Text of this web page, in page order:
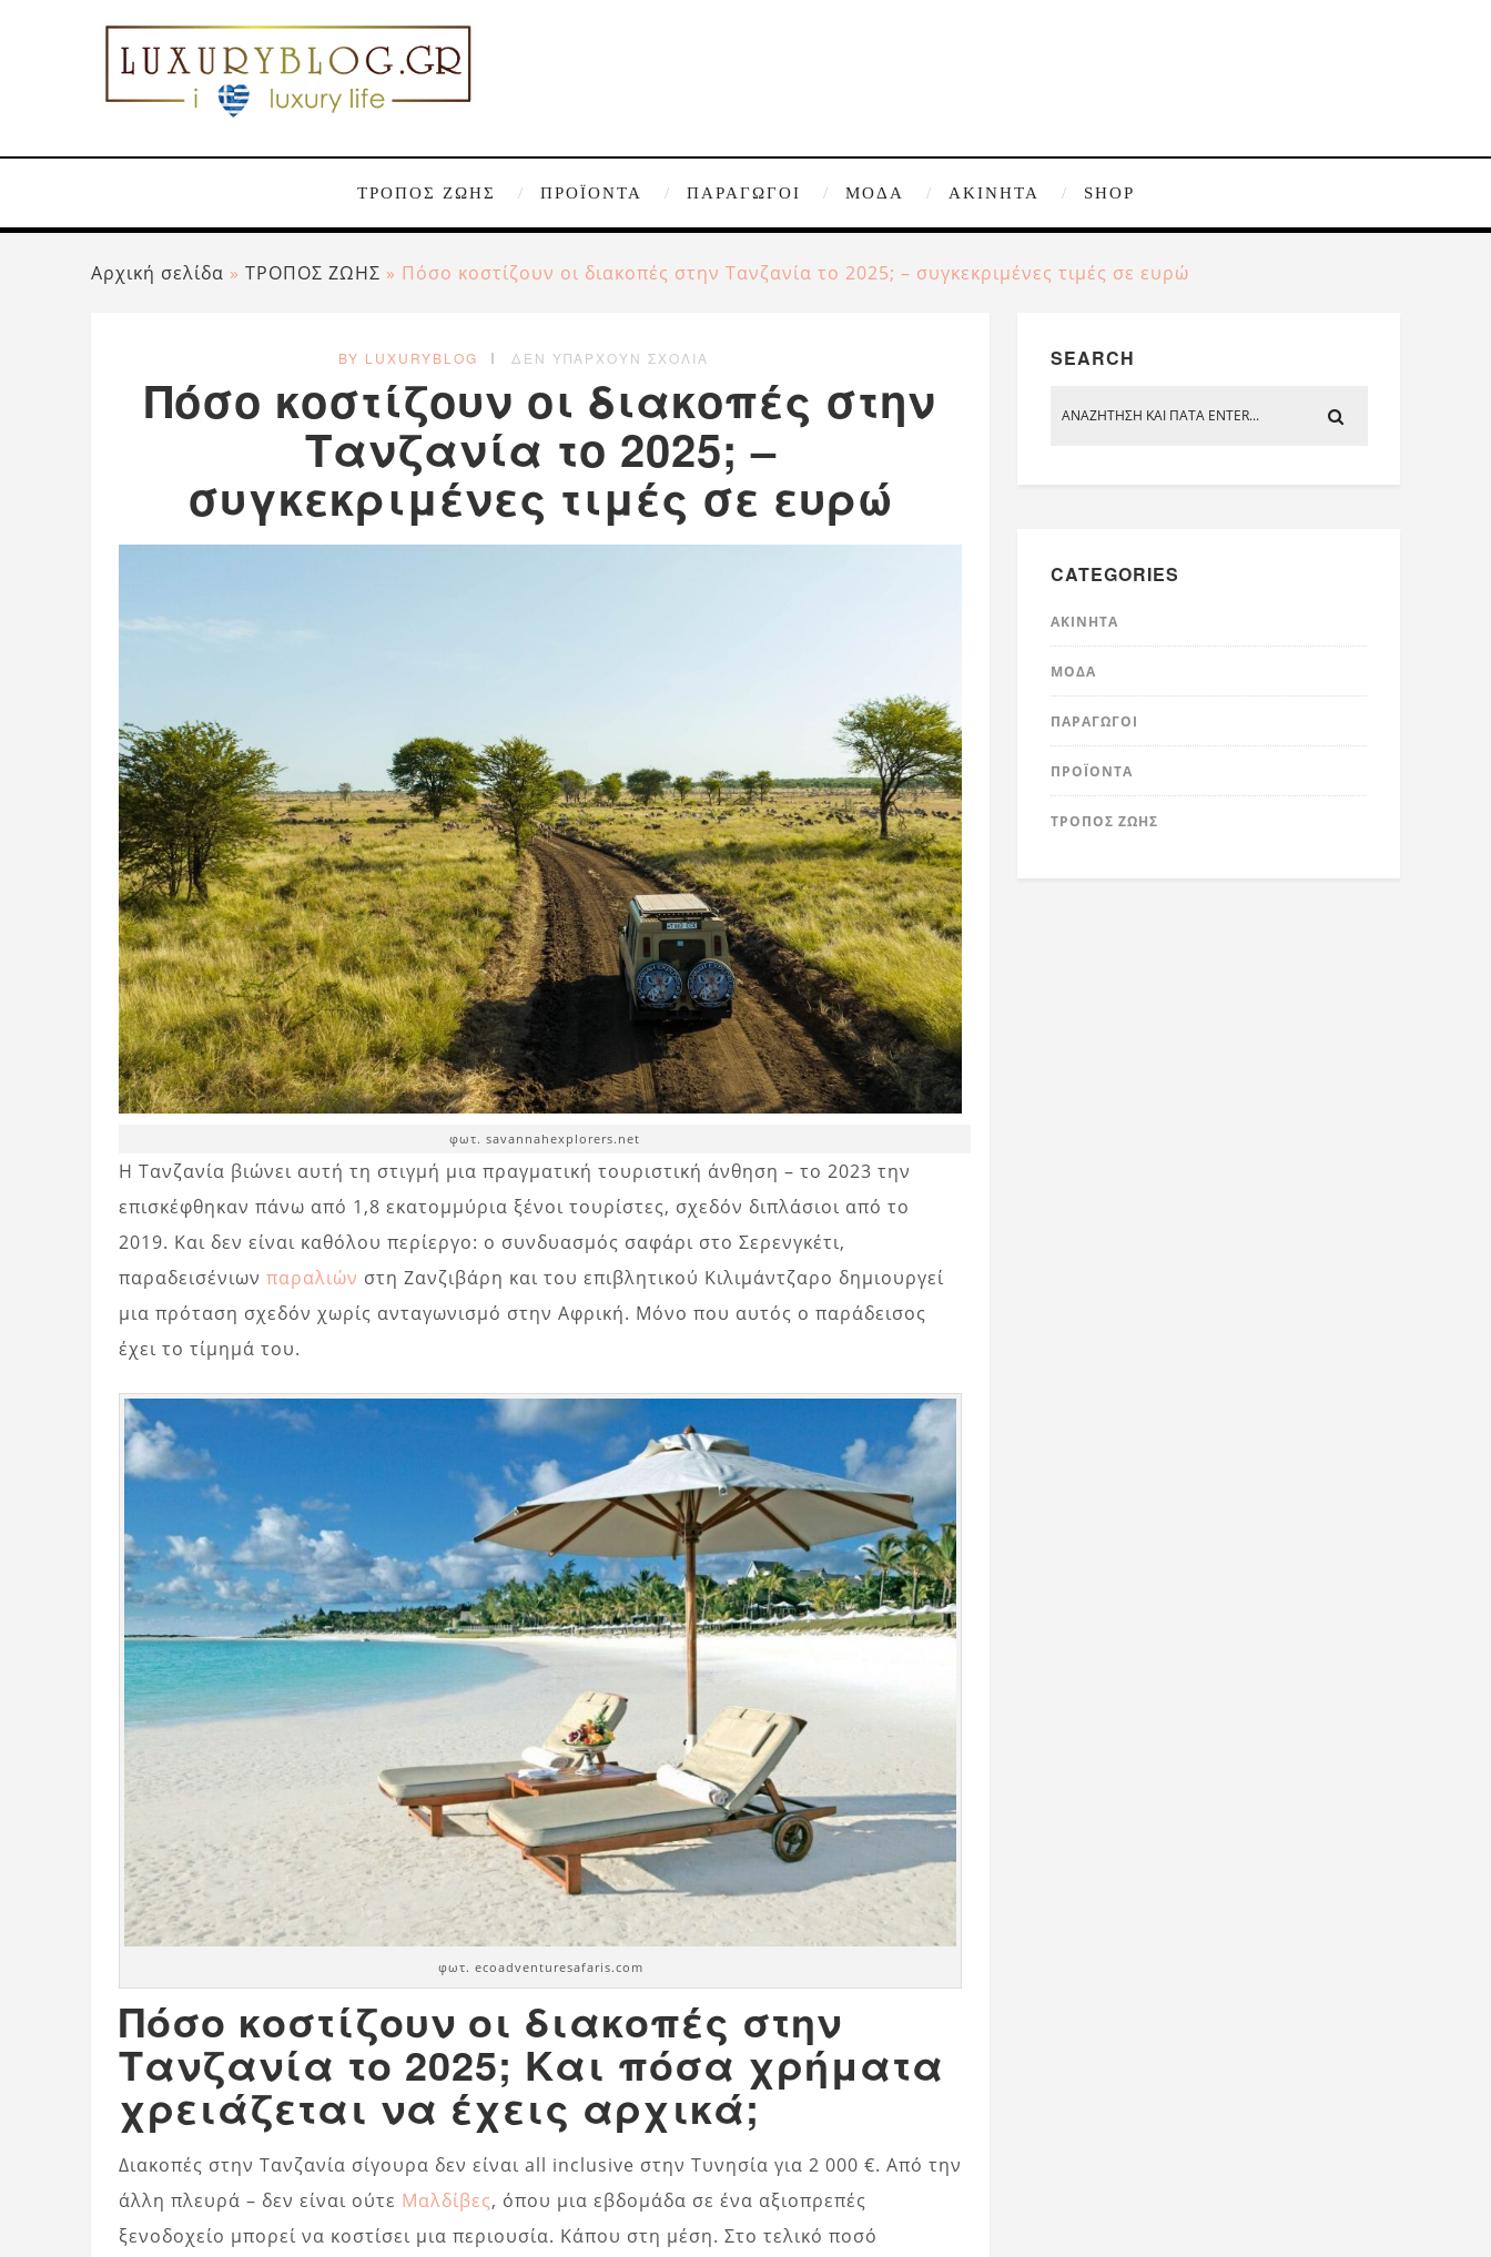
ΤΡΟΠΟΣ ΖΩΗΣ ΠΡΟΪΌΝΤΑ ΠΑΡΑΓΩΓΟΊ ΜΌΔΑ ΑΚΊΝΗΤΑ SHOP
Αρχική σελίδα » ΤΡΟΠΟΣ ΖΩΗΣ » Πόσο κοστίζουν οι διακοπές στην Τανζανία το 2025; – συγκεκριμένες τιμές σε ευρώ
BY LUXURYBLOG ΔΕΝ ΥΠΆΡΧΟΥΝ ΣΧΌΛΙΑ
Πόσο κοστίζουν οι διακοπές στην
Τανζανία το 2025; –
συγκεκριμένες τιμές σε ευρώ
φωτ. savannahexplorers.net
Η Τανζανία βιώνει αυτή τη στιγμή μια πραγματική τουριστική άνθηση – το 2023 την
επισκέφθηκαν πάνω από 1,8 εκατομμύρια ξένοι τουρίστες, σχεδόν διπλάσιοι από το
2019. Και δεν είναι καθόλου περίεργο: ο συνδυασμός σαφάρι στο Σερενγκέτι,
παραδεισένιων παραλιών στη Ζανζιβάρη και του επιβλητικού Κιλιμάντζαρο δημιουργεί
μια πρόταση σχεδόν χωρίς ανταγωνισμό στην Αφρική. Μόνο που αυτός ο παράδεισος
έχει το τίμημά του.
φωτ. ecoadventuresafaris.com
Πόσο κοστίζουν οι διακοπές στην
Τανζανία το 2025; Και πόσα χρήματα
χρειάζεται να έχεις αρχικά;
Διακοπές στην Τανζανία σίγουρα δεν είναι all inclusive στην Τυνησία για 2 000 €. Από την
άλλη πλευρά – δεν είναι ούτε Μαλδίβες, όπου μια εβδομάδα σε ένα αξιοπρεπές
ξενοδοχείο μπορεί να κοστίσει μια περιουσία. Κάπου στη μέση. Στο τελικό ποσό
SEARCH
CATEGORIES
ΑΚΊΝΗΤΑ
ΜΌΔΑ
ΠΑΡΑΓΩΓΟΊ
ΠΡΟΪΌΝΤΑ
ΤΡΟΠΟΣ ΖΩΗΣ